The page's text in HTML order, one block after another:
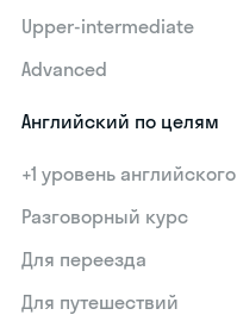
Upper-intermediate
Advanced
Английский по целям
+1 уровень английского
Разговорный курс
Для переезда
Для путешествий